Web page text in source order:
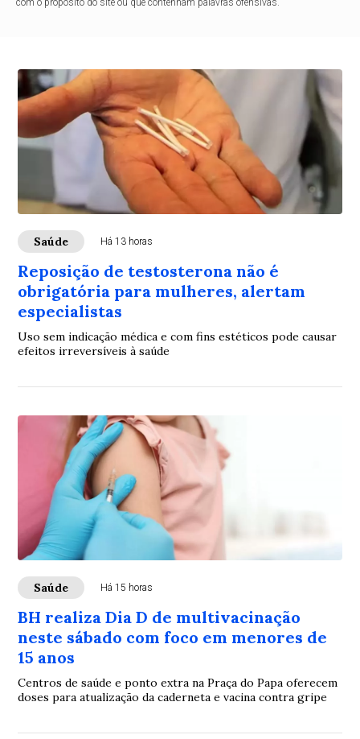
Saúde Há 13 horas
Reposição de testosterona não é
obrigatória para mulheres, alertam
especialistas
Uso sem indicação médica e com fins estéticos pode causar
efeitos irreversíveis à saúde
Saúde Há 15 horas
BH realiza Dia D de multivacinação
neste sábado com foco em menores de
15 anos
Centros de saúde e ponto extra na Praça do Papa oferecem
doses para atualização da caderneta e vacina contra gripe